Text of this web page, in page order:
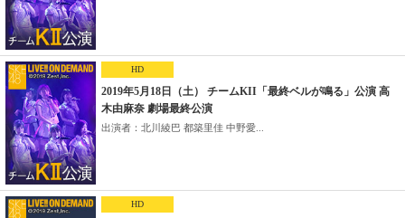
HD
2019年5月18日（土） チームKII「最終ベルが鳴る」公演 高
木由麻奈 劇場最終公演
出演者：北川綾巴 都築里佳 中野愛...
HD